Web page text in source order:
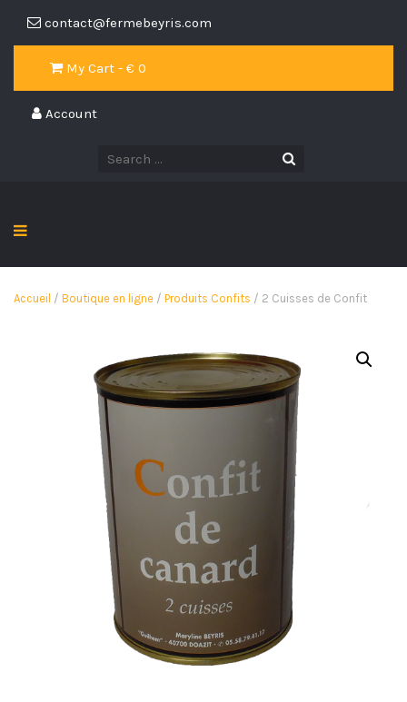
contact@fermebeyris.com
My Cart - € 0
Account
Accueil / Boutique en ligne / Produits Confits / 2 Cuisses de Confit